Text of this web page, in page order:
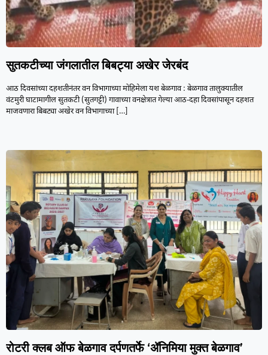
सुतकटीच्या जंगलातील बिबट्या अखेर जेरबंद
आठ दिवसांच्या दहशतीनंतर वन विभागाच्या मोहिमेला यश बेळगाव : बेळगाव तालुक्यातील
वंटमुरी घाटामागील सुतकटी (सुतगट्टी) गावाच्या वनक्षेत्रात गेल्या आठ-दहा दिवसांपासून दहशत
माजवणारा बिबट्या अखेर वन विभागाच्या[…]
रोटरी क्लब ऑफ बेळगाव दर्पणतर्फे ‘ॲनिमिया मुक्त बेळगाव’